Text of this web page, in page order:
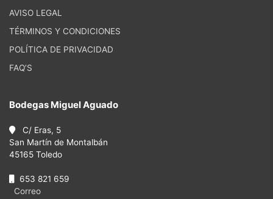
AVISO LEGAL
TÉRMINOS Y CONDICIONES
POLÍTICA DE PRIVACIDAD
FAQ’S
Bodegas Miguel Aguado
C/ Eras, 5
San Martín de Montalbán
45165 Toledo
653 821 659
Correo